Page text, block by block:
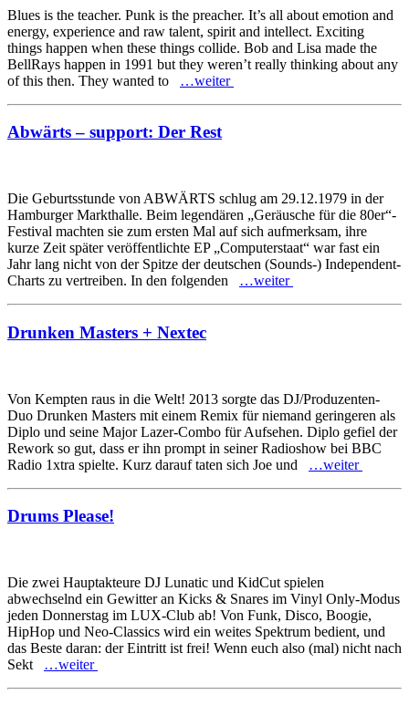
Blues is the teacher. Punk is the preacher. It’s all about emotion and
energy, experience and raw talent, spirit and intellect. Exciting
things happen when these things collide. Bob and Lisa made the
BellRays happen in 1991 but they weren’t really thinking about any
of this then. They wanted to …weiter
Abwärts – support: Der Rest
Die Geburtsstunde von ABWÄRTS schlug am 29.12.1979 in der
Hamburger Markthalle. Beim legendären „Geräusche für die 80er“-
Festival machten sie zum ersten Mal auf sich aufmerksam, ihre
kurze Zeit später veröffentlichte EP „Computerstaat“ war fast ein
Jahr lang nicht von der Spitze der deutschen (Sounds-) Independent-
Charts zu vertreiben. In den folgenden …weiter
Drunken Masters + Nextec
Von Kempten raus in die Welt! 2013 sorgte das DJ/Produzenten-
Duo Drunken Masters mit einem Remix für niemand geringeren als
Diplo und seine Major Lazer-Combo für Aufsehen. Diplo gefiel der
Rework so gut, dass er ihn prompt in seiner Radioshow bei BBC
Radio 1xtra spielte. Kurz darauf taten sich Joe und …weiter
Drums Please!
Die zwei Hauptakteure DJ Lunatic und KidCut spielen
abwechselnd ein Gewitter an Kicks & Snares im Vinyl Only-Modus
jeden Donnerstag im LUX-Club ab! Von Funk, Disco, Boogie,
HipHop und Neo-Classics wird ein weites Spektrum bedient, und
das Beste daran: der Eintritt ist frei! Wenn euch also (mal) nicht nach
Sekt …weiter